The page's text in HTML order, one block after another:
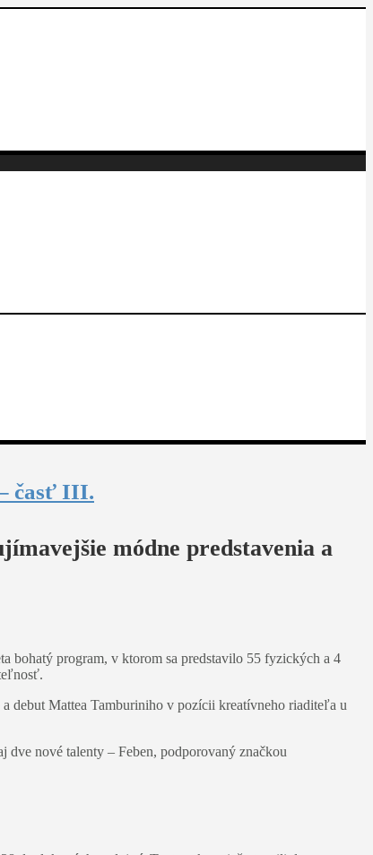
časť III.
módne predstavenia a
bohatý program, v ktorom sa predstavilo 55 fyzických a 4
debut Mattea Tamburiniho v pozícii kreatívneho riaditeľa u
nové talenty – Feben, podporovaný značkou